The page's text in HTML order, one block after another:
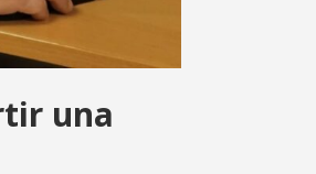
una